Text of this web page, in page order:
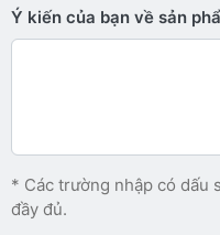
Ý kiến ​​của bạn về sản
* Các trường nhập có dấu
đầy đủ.